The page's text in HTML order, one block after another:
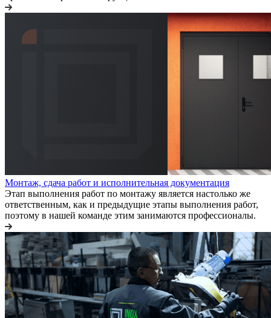
Монтаж, сдача работ и исполнительная документация
Этап выполнения работ по монтажу является настолько же
ответственным, как и предыдущие этапы выполнения работ,
поэтому в нашей команде этим занимаются профессионалы.